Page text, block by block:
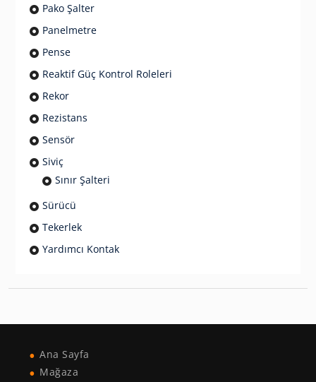
Pako Şalter
Panelmetre
Pense
Reaktif Güç Kontrol Roleleri
Rekor
Rezistans
Sensör
Siviç
Sınır Şalteri
Sürücü
Tekerlek
Yardımcı Kontak
Ana Sayfa
Mağaza